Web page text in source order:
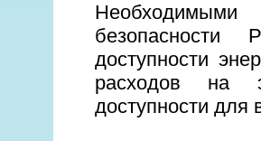
Необходимыми
безопасности
доступности
расходов на
доступности для